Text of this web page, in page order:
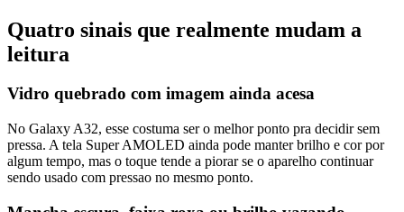
Quatro sinais que realmente mudam a
leitura
Vidro quebrado com imagem ainda acesa
No Galaxy A32, esse costuma ser o melhor ponto pra decidir sem
pressa. A tela Super AMOLED ainda pode manter brilho e cor por
algum tempo, mas o toque tende a piorar se o aparelho continuar
sendo usado com pressao no mesmo ponto.